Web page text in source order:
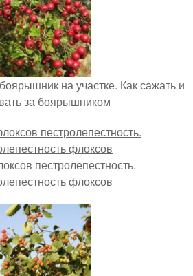
на участке. Как сажать и
за боярышником
пестролепестность.
флоксов